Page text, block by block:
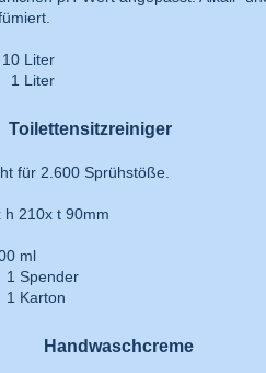
Liter
Liter
Toilettensitzreiniger
für 2.600 Sprühstöße.
h 210x t 90mm
ml
Handwaschcreme